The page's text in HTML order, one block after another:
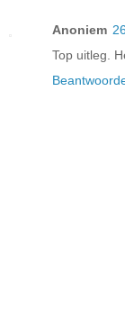
Anoniem
Top uitleg.